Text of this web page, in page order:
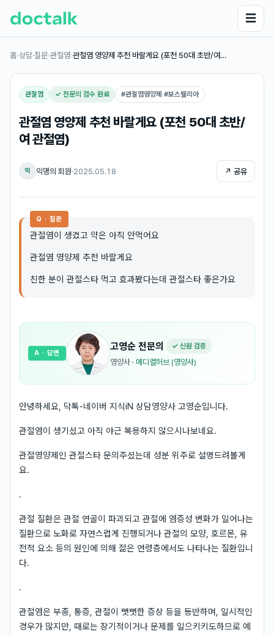
☰
홈›상담·질문›관절염›관절염 영양제 추천 바랄게요 (포천 50대 초반/여…
관절염 ✓ 전문의 검수 완료 #관절염영양제 #보스웰리아
관절염 영양제 추천 바랄게요 (포천 50대 초반/
여 관절염)
익 익명의 회원·2025.05.18 ↗ 공유
Q · 질문
관절염이 생겼고 약은 아직 안먹어요
관절염 영양제 추천 바랄게요
친한 분이 관절스타 먹고 효과봤다는데 관절스타 좋은가요
고영순 전문의 ✓ 신원 검증
영양사 · 메디컬허브 (영양사)
A · 답변
안녕하세요, 닥톡-네이버 지식iN 상담영양사 고영순입니다.
관절염이 생기셨고 아직 야근 복용하지 않으시나보네요.
관절영양제인 관절스타 문의주셨는데 성분 위주로 설명드려볼게
요.
.
관절 질환은 관절 연골이 파괴되고 관절에 염증성 변화가 일어나는
질환으로 노화로 자연스럽게 진행되거나 관절의 모양, 호르몬, 유
전적 요소 등의 원인에 의해 젊은 연령층에서도 나타나는 질환입니
다.
.
관절염은 부종, 통증, 관절이 뻣뻣한 증상 등을 동반하며, 일시적인
경우가 많지만, 때로는 장기적이거나 문제를 일으키키도하므로 예